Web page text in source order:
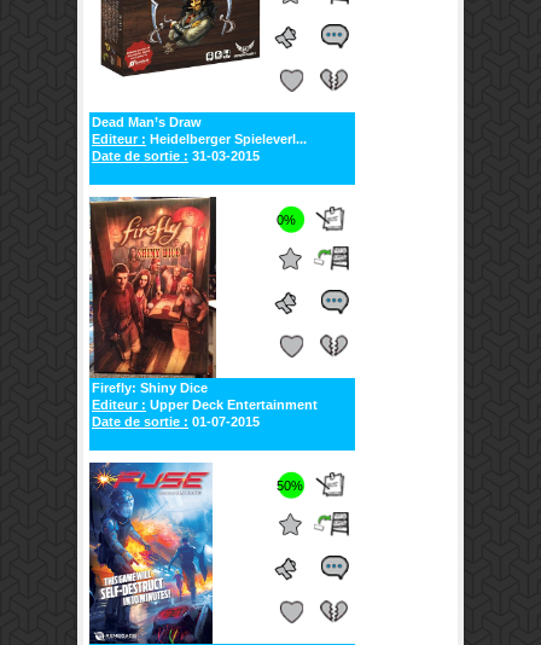
Dead Man’s Draw
Editeur : Heidelberger Spieleverl...
Date de sortie : 31-03-2015
0%
Firefly: Shiny Dice
Editeur : Upper Deck Entertainment
Date de sortie : 01-07-2015
50%